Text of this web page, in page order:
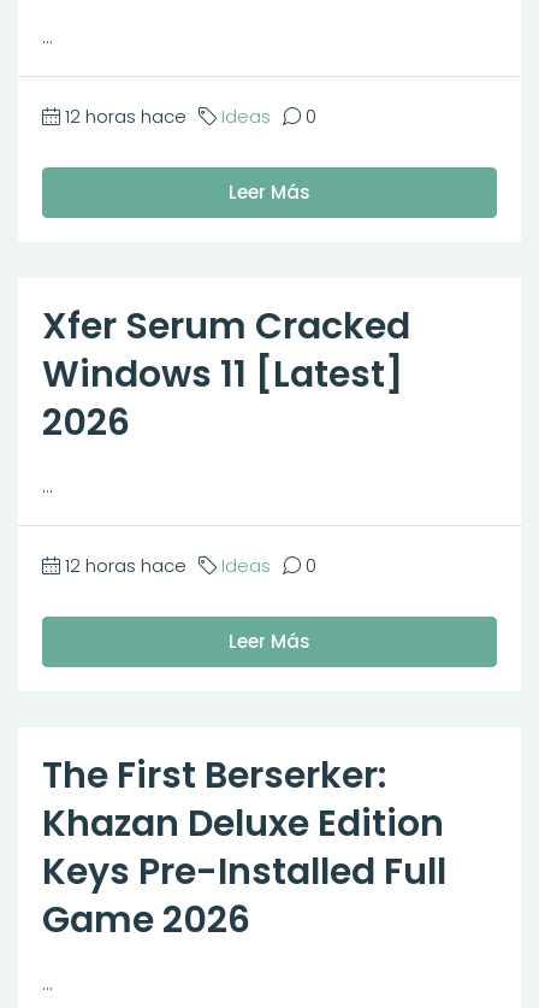
...
12 horas hace Ideas 0
Leer Más
Xfer Serum Cracked
Windows 11 [Latest]
2026
...
12 horas hace Ideas 0
Leer Más
The First Berserker:
Khazan Deluxe Edition
Keys Pre-Installed Full
Game 2026
...